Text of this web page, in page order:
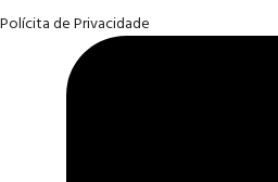
Polícita de Privacidade